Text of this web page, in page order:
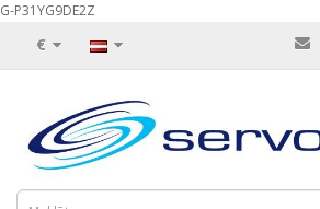
G-P31YG9DE2Z
€